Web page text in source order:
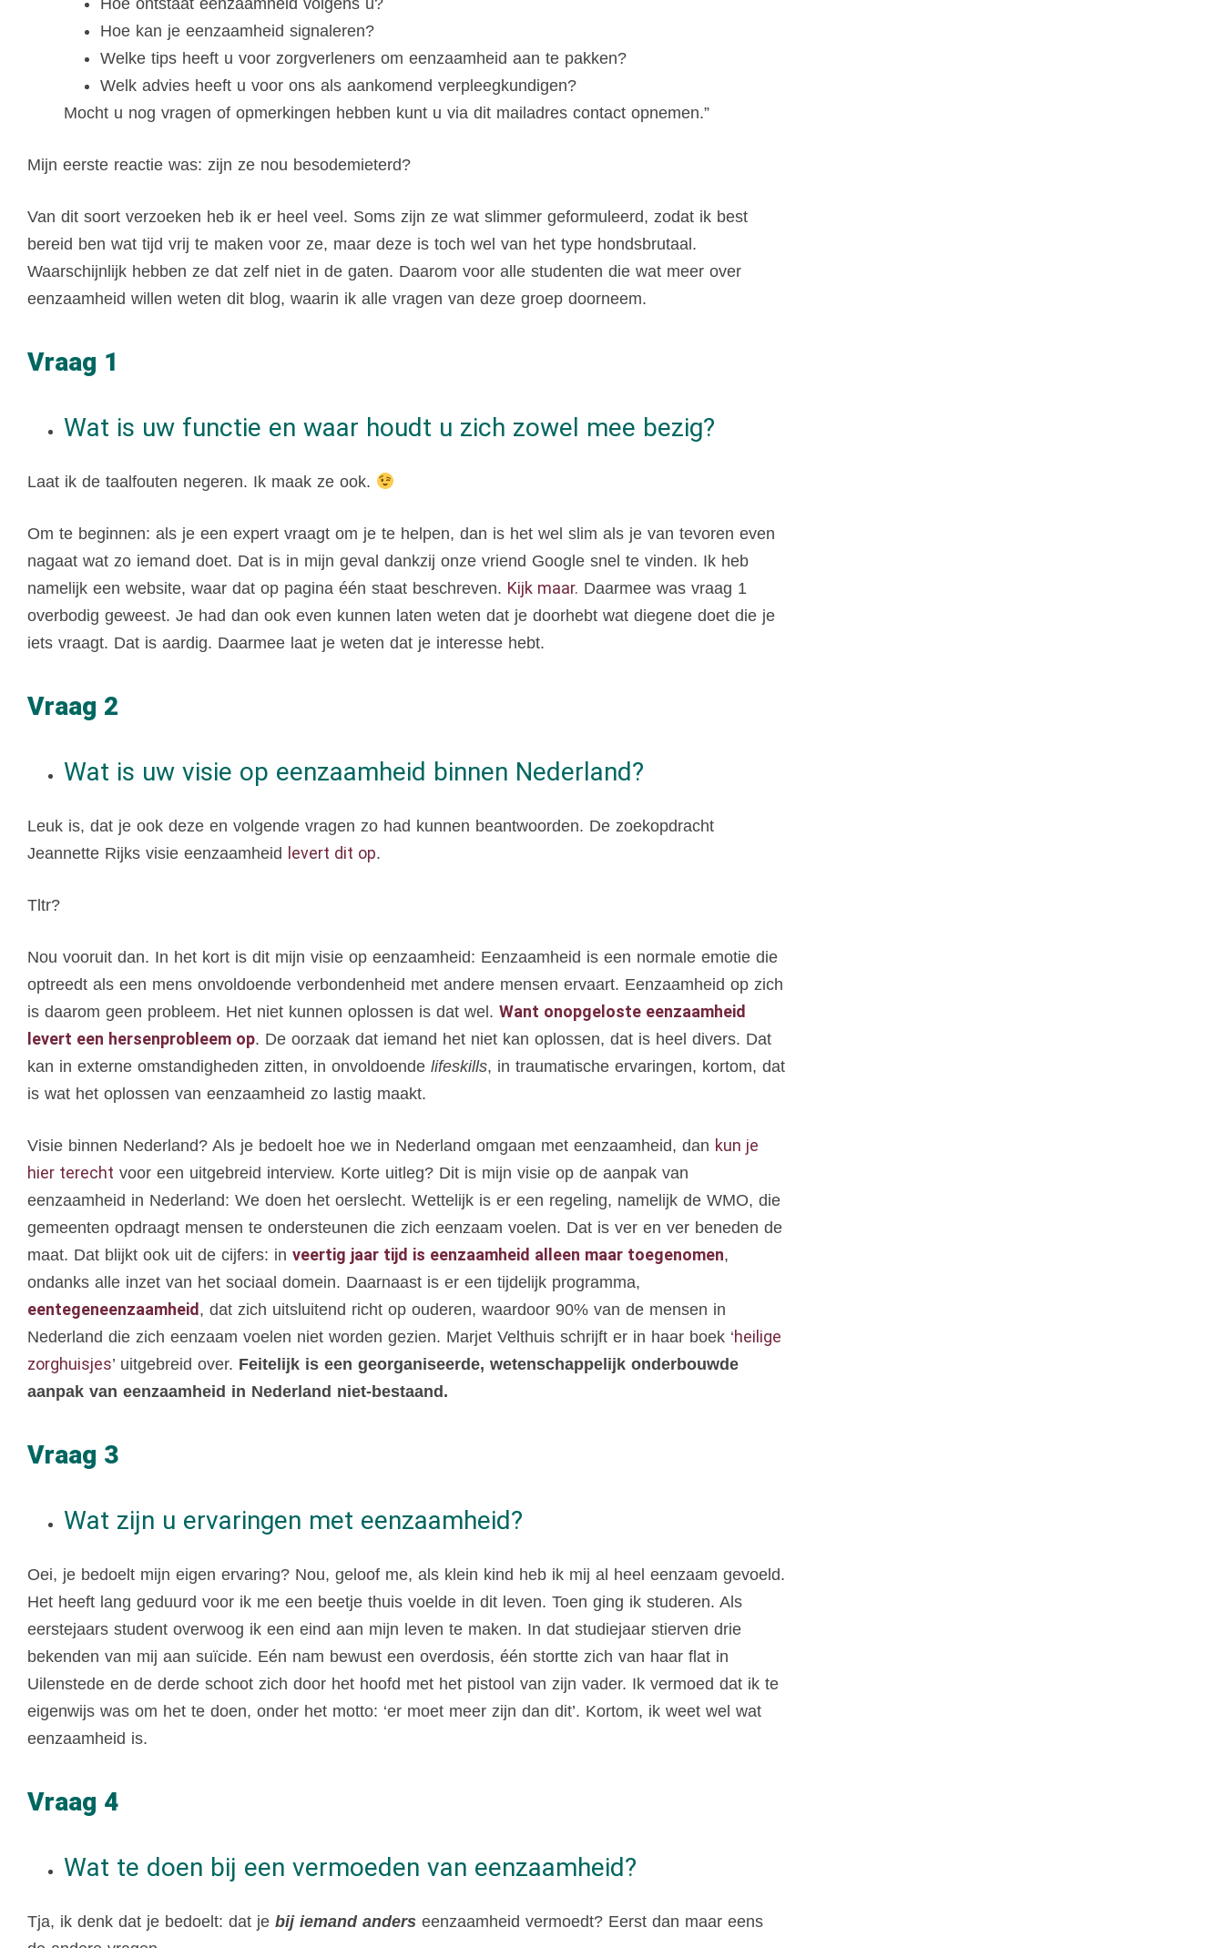
Hoe kan je eenzaamheid signaleren?
Welke tips heeft u voor zorgverleners om eenzaamheid aan te pakken?
Welk advies heeft u voor ons als aankomend verpleegkundigen?
Mocht u nog vragen of opmerkingen hebben kunt u via dit mailadres contact opnemen.”
Mijn eerste reactie was: zijn ze nou besodemieterd?
Van dit soort verzoeken heb ik er heel veel. Soms zijn ze wat slimmer geformuleerd, zodat ik best
bereid ben wat tijd vrij te maken voor ze, maar deze is toch wel van het type hondsbrutaal.
Waarschijnlijk hebben ze dat zelf niet in de gaten. Daarom voor alle studenten die wat meer over
eenzaamheid willen weten dit blog, waarin ik alle vragen van deze groep doorneem.
Vraag 1
Wat is uw functie en waar houdt u zich zowel mee bezig?
Laat ik de taalfouten negeren. Ik maak ze ook.
Om te beginnen: als je een expert vraagt om je te helpen, dan is het wel slim als je van tevoren even
nagaat wat zo iemand doet. Dat is in mijn geval dankzij onze vriend Google snel te vinden. Ik heb
namelijk een website, waar dat op pagina één staat beschreven. Kijk maar. Daarmee was vraag 1
overbodig geweest. Je had dan ook even kunnen laten weten dat je doorhebt wat diegene doet die je
iets vraagt. Dat is aardig. Daarmee laat je weten dat je interesse hebt.
Vraag 2
Wat is uw visie op eenzaamheid binnen Nederland?
Leuk is, dat je ook deze en volgende vragen zo had kunnen beantwoorden. De zoekopdracht
Jeannette Rijks visie eenzaamheid levert dit op.
Tltr?
Nou vooruit dan. In het kort is dit mijn visie op eenzaamheid: Eenzaamheid is een normale emotie die
optreedt als een mens onvoldoende verbondenheid met andere mensen ervaart. Eenzaamheid op zich
is daarom geen probleem. Het niet kunnen oplossen is dat wel. Want onopgeloste eenzaamheid
levert een hersenprobleem op. De oorzaak dat iemand het niet kan oplossen, dat is heel divers. Dat
kan in externe omstandigheden zitten, in onvoldoende lifeskills, in traumatische ervaringen, kortom, dat
is wat het oplossen van eenzaamheid zo lastig maakt.
Visie binnen Nederland? Als je bedoelt hoe we in Nederland omgaan met eenzaamheid, dan kun je
hier terecht voor een uitgebreid interview. Korte uitleg? Dit is mijn visie op de aanpak van
eenzaamheid in Nederland: We doen het oerslecht. Wettelijk is er een regeling, namelijk de WMO, die
gemeenten opdraagt mensen te ondersteunen die zich eenzaam voelen. Dat is ver en ver beneden de
maat. Dat blijkt ook uit de cijfers: in veertig jaar tijd is eenzaamheid alleen maar toegenomen,
ondanks alle inzet van het sociaal domein. Daarnaast is er een tijdelijk programma,
eentegeneenzaamheid , dat zich uitsluitend richt op ouderen, waardoor 90% van de mensen in
Nederland die zich eenzaam voelen niet worden gezien. Marjet Velthuis schrijft er in haar boek ‘heilige
zorghuisjes’ uitgebreid over. Feitelijk is een georganiseerde, wetenschappelijk onderbouwde
aanpak van eenzaamheid in Nederland niet-bestaand.
Vraag 3
Wat zijn u ervaringen met eenzaamheid?
Oei, je bedoelt mijn eigen ervaring? Nou, geloof me, als klein kind heb ik mij al heel eenzaam gevoeld.
Het heeft lang geduurd voor ik me een beetje thuis voelde in dit leven. Toen ging ik studeren. Als
eerstejaars student overwoog ik een eind aan mijn leven te maken. In dat studiejaar stierven drie
bekenden van mij aan suïcide. Eén nam bewust een overdosis, één stortte zich van haar flat in
Uilenstede en de derde schoot zich door het hoofd met het pistool van zijn vader. Ik vermoed dat ik te
eigenwijs was om het te doen, onder het motto: ‘er moet meer zijn dan dit’. Kortom, ik weet wel wat
eenzaamheid is.
Vraag 4
Wat te doen bij een vermoeden van eenzaamheid?
Tja, ik denk dat je bedoelt: dat je bij iemand anders eenzaamheid vermoedt? Eerst dan maar eens